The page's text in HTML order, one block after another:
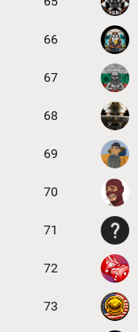
66
67
68
69
70
71
72
73